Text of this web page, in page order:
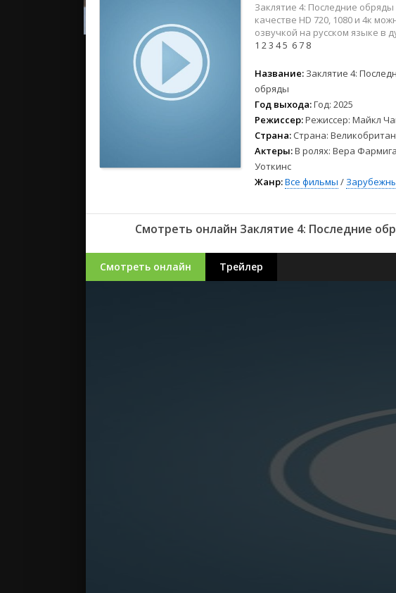
2023
2022
2021
Зарубежные
Заклятие 4: Последние
качестве HD 720, 1080 и 4к
озвучкой на русском языке в
1 23 45 67 8
Название: Заклятие 4:
обряды
Год выхода:Год: 2025
Режиссер:Режиссер: Майкл
Страна: Страна:
Актеры:В ролях: Вера
Уоткинс
Жанр:Все фильмы /
Смотреть онлайн Заклятие 4: Последние
Смотреть онлайн Трейлер